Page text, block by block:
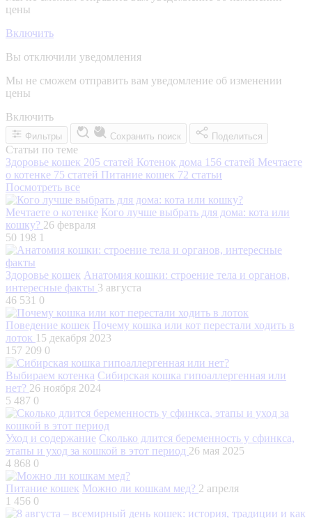
цены
Включить
Вы отключили уведомления
Мы не сможем отправить вам уведомление об изменении
цены
Включить
Фильтры Сохранить поиск Поделиться
Статьи по теме
Здоровье кошек 205 статей Котенок дома 156 статей Мечтаете
о котенке 75 статей Питание кошек 72 статьи
Посмотреть все
Мечтаете о котенке Кого лучше выбрать для дома: кота или
кошку? 26 февраля
50 198 1
Здоровье кошек Анатомия кошки: строение тела и органов,
интересные факты 3 августа
46 531 0
Поведение кошек Почему кошка или кот перестали ходить в
лоток 15 декабря 2023
157 209 0
Выбираем котенка Сибирская кошка гипоаллергенная или
нет? 26 ноября 2024
5 487 0
Уход и содержание Сколько длится беременность у сфинкса,
этапы и уход за кошкой в этот период 26 мая 2025
4 868 0
Питание кошек Можно ли кошкам мед? 2 апреля
1 456 0